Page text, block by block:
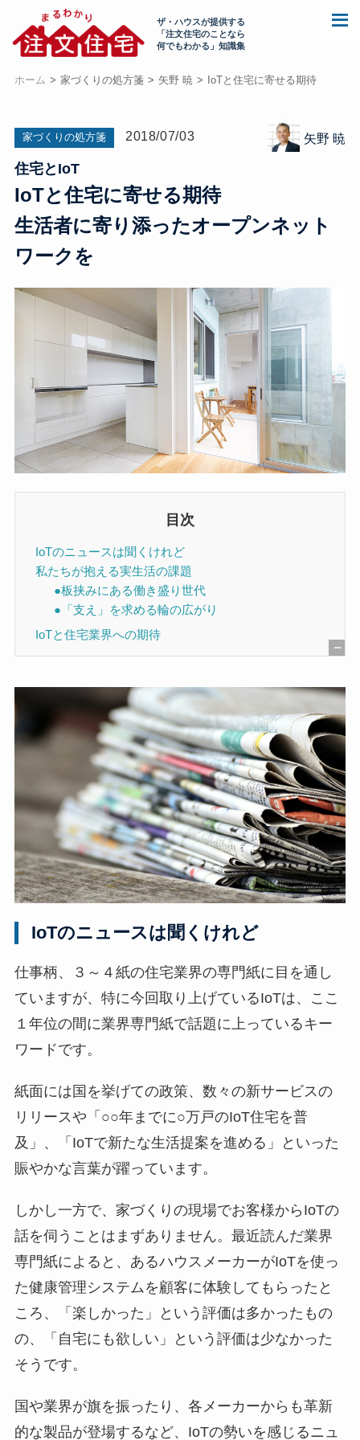
ザ・ハウスが提供する
「注文住宅のことなら
何でもわかる」知識集
ホーム 家づくりの処方箋 矢野 暁 IoTと住宅に寄せる期待
家づくりの処方箋 2018/07/03 矢野 暁
住宅とIoT
IoTと住宅に寄せる期待
生活者に寄り添ったオープンネット
ワークを
目次
[
表
示
]
IoTのニュースは聞くけれど
私たちが抱える実生活の課題
●板挟みにある働き盛り世代
●「支え」を求める輪の広がり
IoTと住宅業界への期待
IoTのニュースは聞くけれど
仕事柄、３～４紙の住宅業界の専門紙に目を通し
ていますが、特に今回取り上げているIoTは、ここ
１年位の間に業界専門紙で話題に上っているキー
ワードです。
紙面には国を挙げての政策、数々の新サービスの
リリースや「○○年までに○万戸のIoT住宅を普
及」、「IoTで新たな生活提案を進める」といった
賑やかな言葉が躍っています。
しかし一方で、家づくりの現場でお客様からIoTの
話を伺うことはまずありません。最近読んだ業界
専門紙によると、あるハウスメーカーがIoTを使っ
た健康管理システムを顧客に体験してもらったと
ころ、「楽しかった」という評価は多かったもの
の、「自宅にも欲しい」という評価は少なかった
そうです。
国や業界が旗を振ったり、各メーカーからも革新
的な製品が登場するなど、IoTの勢いを感じるニュ